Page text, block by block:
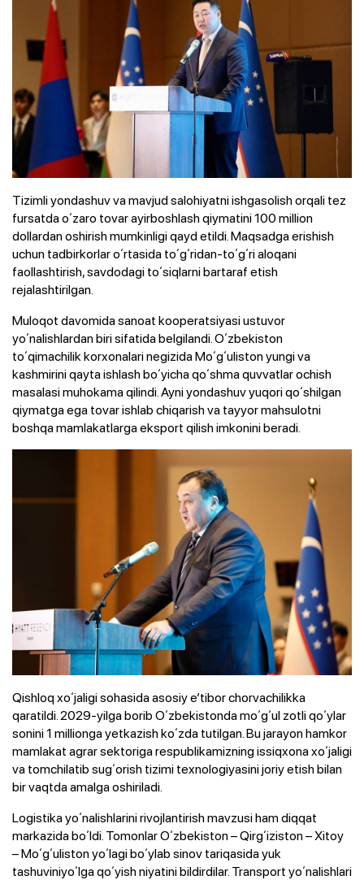
Tizimli yondashuv va mavjud salohiyatni ishgasolish orqali tez
fursatda oʻzaro tovar ayirboshlash qiymatini 100 million
dollardan oshirish mumkinligi qayd etildi. Maqsadga erishish
uchun tadbirkorlar oʻrtasida toʻgʻridan-toʻgʻri aloqani
faollashtirish, savdodagi toʻsiqlarni bartaraf etish
rejalashtirilgan.
Muloqot davomida sanoat kooperatsiyasi ustuvor
yoʻnalishlardan biri sifatida belgilandi. Oʻzbekiston
toʻqimachilik korxonalari negizida Moʻgʻuliston yungi va
kashmirini qayta ishlash boʻyicha qoʻshma quvvatlar ochish
masalasi muhokama qilindi. Ayni yondashuv yuqori qoʻshilgan
qiymatga ega tovar ishlab chiqarish va tayyor mahsulotni
boshqa mamlakatlarga eksport qilish imkonini beradi.
Qishloq xoʻjaligi sohasida asosiy eʼtibor chorvachilikka
qaratildi. 2029-yilga borib Oʻzbekistonda moʻgʻul zotli qoʻylar
sonini 1 millionga yetkazish koʻzda tutilgan. Bu jarayon hamkor
mamlakat agrar sektoriga respublikamizning issiqxona xoʻjaligi
va tomchilatib sugʻorish tizimi texnologiyasini joriy etish bilan
bir vaqtda amalga oshiriladi.
Logistika yoʻnalishlarini rivojlantirish mavzusi ham diqqat
markazida boʻldi. Tomonlar Oʻzbekiston – Qirgʻiziston – Xitoy
– Moʻgʻuliston yoʻlagi boʻylab sinov tariqasida yuk
tashuviniyoʻlga qoʻyish niyatini bildirdilar. Transport yoʻnalishlari